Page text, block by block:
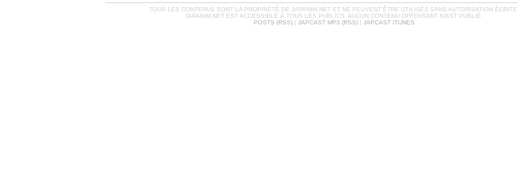
TOUS LES CONTENUS SONT LA PROPRIÉTÉ DE JAPANIM.NET ET NE PEUVENT ÊTRE UTILISÉS SANS AUTORISATION ÉCRITE.
JAPANIM.NET EST ACCESSIBLE À TOUS LES PUBLICS. AUCUN CONTENU OFFENSANT N'EST PUBLIÉ.
POSTS (RSS)| JAPCAST MP3 (RSS)| JAPCAST ITUNES